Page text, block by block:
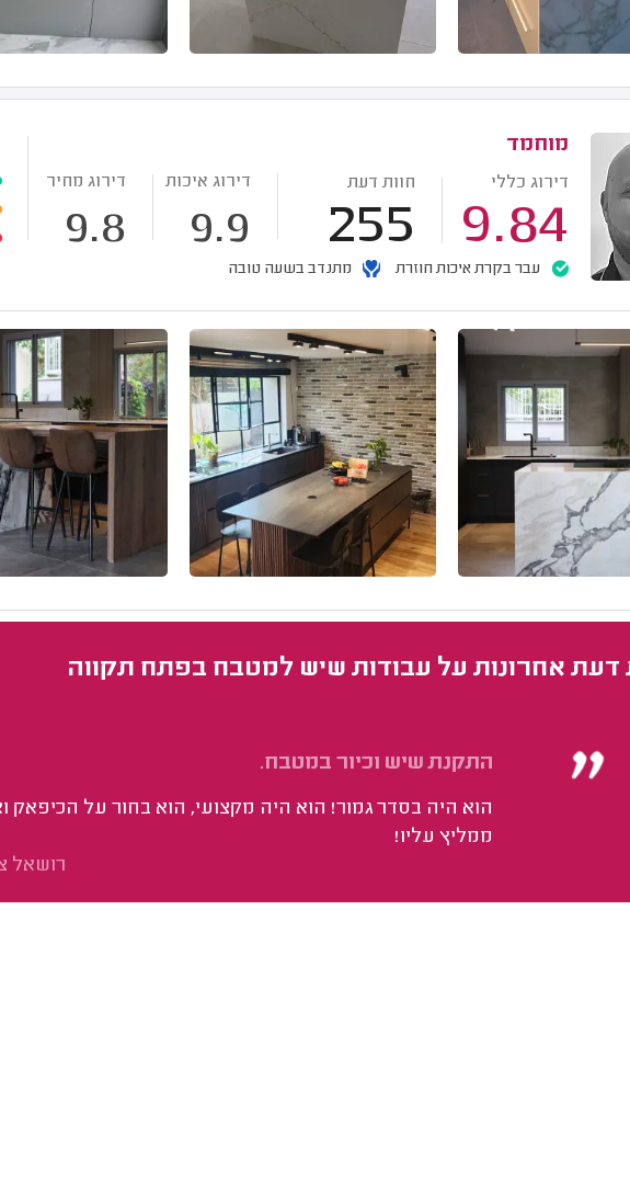
מוחמד
דירוג כללי
9.84
חוות דעת
255
דירוג איכות
9.9
דירוג מחיר
9.8
עבר בקרת איכות חוזרת מתנדב בשעה טובה
דעת אחרונות על עבודות שיש למטבח בפתח תקווה
התקנת שיש וכיור במטבח.
הוא היה בסדר גמור! הוא היה מקצועי, הוא בחור על הכיפאק
ממליץ עליו!
רושאל